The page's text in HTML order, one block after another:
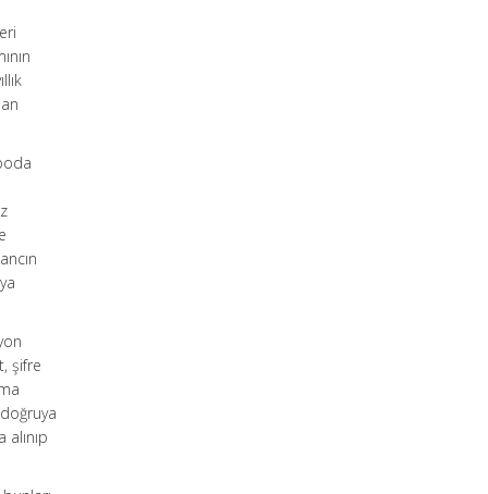
şifre